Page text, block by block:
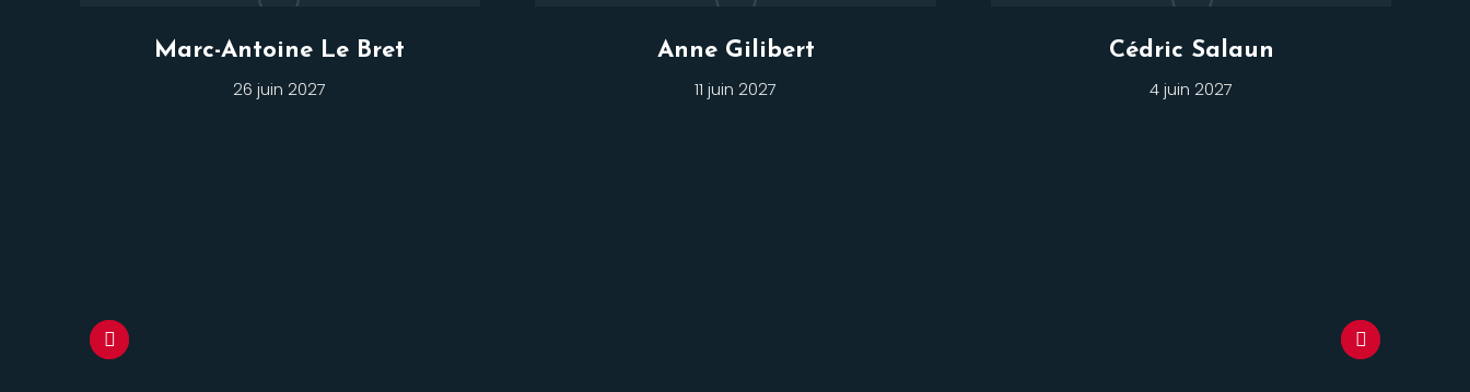
Marc-Antoine Le Bret
26 juin 2027
Anne Gilibert
11 juin 2027
Cédric Salaun
4 juin 2027